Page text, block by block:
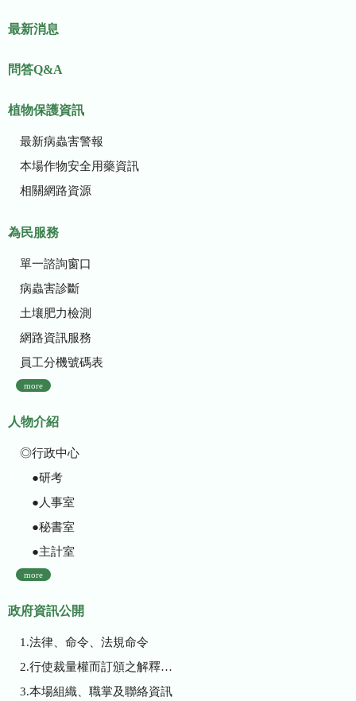
最新消息
問答Q&A
植物保護資訊
最新病蟲害警報
本場作物安全用藥資訊
相關網路資源
為民服務
單一諮詢窗口
病蟲害診斷
土壤肥力檢測
網路資訊服務
員工分機號碼表
more
人物介紹
◎行政中心
●研考
●人事室
●秘書室
●主計室
more
政府資訊公開
1.法律、命令、法規命令
2.行使裁量權而訂頒之解釋性規定及裁量基準
3.本場組織、職掌及聯絡資訊